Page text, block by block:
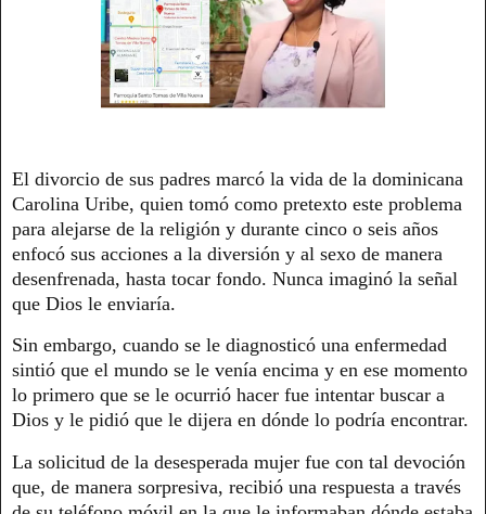
El divorcio de sus padres marcó la vida de la dominicana
Carolina Uribe, quien tomó como pretexto este problema
para alejarse de la religión y durante cinco o seis años
enfocó sus acciones a la diversión y al sexo de manera
desenfrenada, hasta tocar fondo. Nunca imaginó la señal
que Dios le enviaría.
Sin embargo, cuando se le diagnosticó una enfermedad
sintió que el mundo se le venía encima y en ese momento
lo primero que se le ocurrió hacer fue intentar buscar a
Dios y le pidió que le dijera en dónde lo podría encontrar.
La solicitud de la desesperada mujer fue con tal devoción
que, de manera sorpresiva, recibió una respuesta a través